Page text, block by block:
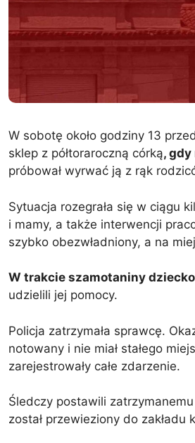
W sobotę około godziny 13
sklep z półtoraroczną córką,
próbował wyrwać ją z rąk
Sytuacja rozegrała się w ciągu
i mamy, a także interwencji
szybko obezwładniony, a na
W trakcie szamotaniny
udzielili jej pomocy.
Policja zatrzymała sprawcę.
notowany i nie miał stałego
zarejestrowały całe zdarzenie.
Śledczy postawili
został przewieziony do